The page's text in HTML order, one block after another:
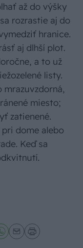
až do výšky
rozrastie aj do
hranice.
aj dlhší plot.
a to už
listy.
mrazuvzdorná,
miesto;
zatienené.
dome alebo
Keď sa